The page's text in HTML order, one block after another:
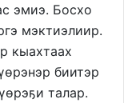
эмиэ. Босхо
мэктиэлиир.
кыахтаах
биитэр
талар.